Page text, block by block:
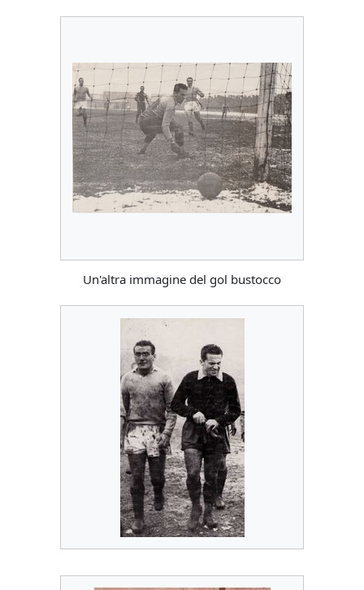
Un'altra immagine del gol bustocco